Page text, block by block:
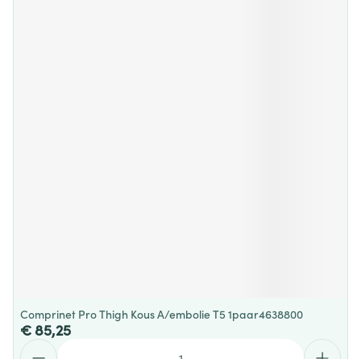
Comprinet Pro Thigh Kous A/embolie T5 1paar4638800
€ 85,25